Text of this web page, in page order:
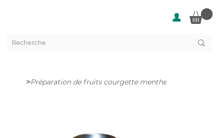
>Préparation de fruits courgette menthe